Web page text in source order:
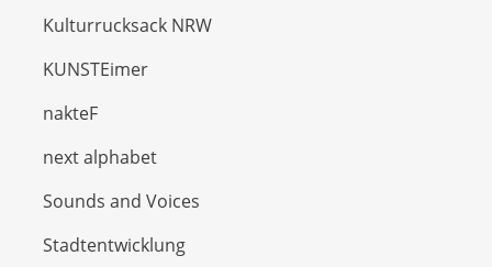
Kulturrucksack NRW
KUNSTEimer
nakteF
next alphabet
Sounds and Voices
Stadtentwicklung